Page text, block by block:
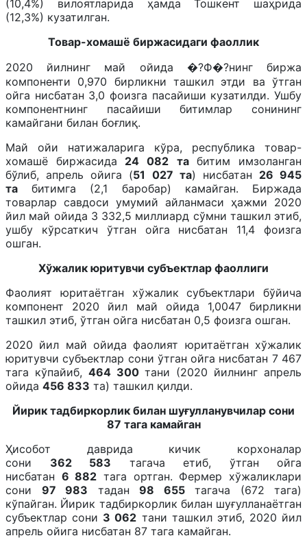
(10,4%) вилоятларида ҳамда Тошкент шаҳрида
(12,3%) кузатилган.
Товар-хомашё биржасидаги фаоллик
2020 йилнинг май ойида �?Ф�?нинг биржа
компоненти 0,970 бирликни ташкил этди ва ўтган
ойга нисбатан 3,0 фоизга пасайиши кузатилди. Ушбу
компонентнинг пасайиши битимлар сонининг
камайгани билан боғлиқ.
Май ойи натижаларига кўра, республика товар-
хомашё биржасида 24 082 табитим имзоланган
бўлиб, апрель ойига (51 027 та) нисбатан 26 945
та битимга (2,1 баробар) камайган. Биржада
товарлар савдоси умумий айланмаси ҳажми 2020
йил май ойида 3 332,5 миллиард сўмни ташкил этиб,
ушбу кўрсаткич ўтган ойга нисбатан 11,4 фоизга
ошган.
Хўжалик юритувчи субъeктлар фаоллиги
Фаолият юритаётган хўжалик субъектлари бўйича
компонент 2020 йил май ойида 1,0047 бирликни
ташкил этиб, ўтган ойга нисбатан 0,5 фоизга ошган.
2020 йил май ойида фаолият юритаётган хўжалик
юритувчи субъектлар сони ўтган ойга нисбатан 7 467
тага кўпайиб, 464 300 тани (2020 йилнинг апрель
ойида 456 833 та) ташкил қилди.
Йирик тадбиркорлик билан шуғулланувчилар сони
87 тага камайган
Ҳисобот даврида кичик корхоналар
сони 362 583 тагача етиб, ўтган ойга
нисбатан 6 882 тага ортган. Фермер хўжаликлари
сони 97 983 тадан 98 655тагача (672 тага)
кўпайган. Йирик тадбиркорлик билан шуғулланаётган
субъектлар сони 3 062 тани ташкил этиб, 2020 йил
апрель ойига нисбатан 87 тага камайган.